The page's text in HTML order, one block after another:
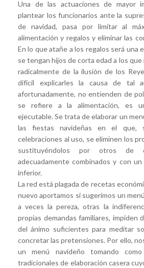
Una de las actuaciones de mayor
plantear los funcionarios ante la
de navidad, pasa por limitar al
alimentación y regalos y eliminar las
En lo que atañe a los regalos será una
se tengan hijos de corta edad a los
radicalmente de la ilusión de los
difícil explicarles la causa de tal
afortunadamente, no entienden de
se refiere a la alimentación, es
ejecutable. Se trata de elaborar un
las fiestas navideñas en el que,
celebraciones al uso, se eliminen los
sustituyéndolos por otros de
adecuadamente combinados y con
inferior.
La red está plagada de recetas
nuevo aportamos si sugerimos un
a veces la pereza, otras la
propias demandas familiares, impiden
del ánimo suficientes para meditar
concretar las pretensiones. Por ello,
un menú navideño tomando
tradicionales de elaboración casera